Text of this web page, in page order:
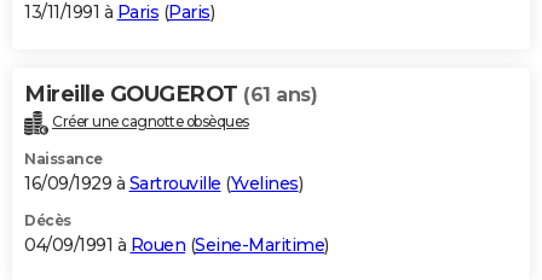
13/11/1991 à Paris (Paris)
Mireille GOUGEROT (61 ans)
Créer une cagnotte obsèques
Naissance
16/09/1929 à Sartrouville (Yvelines)
Décès
04/09/1991 à Rouen (Seine-Maritime)